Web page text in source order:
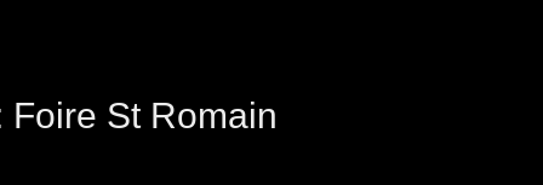
Foire St Romain